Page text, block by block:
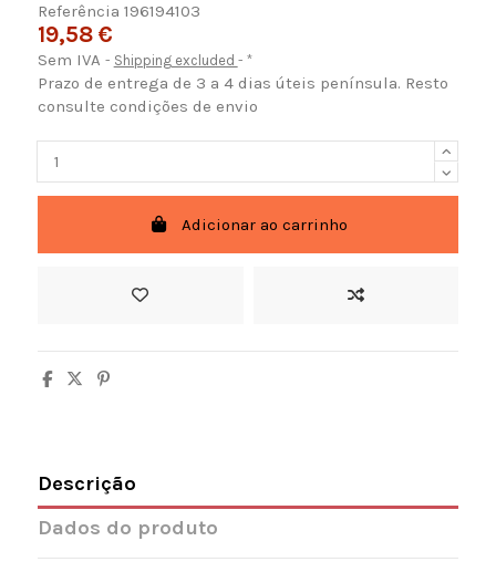
Referência 196194103
19,58 €
Sem IVA Shipping excluded *
Prazo de entrega de 3 a 4 dias úteis península. Resto
consulte condições de envio
Adicionar ao carrinho
Descrição
Dados do produto